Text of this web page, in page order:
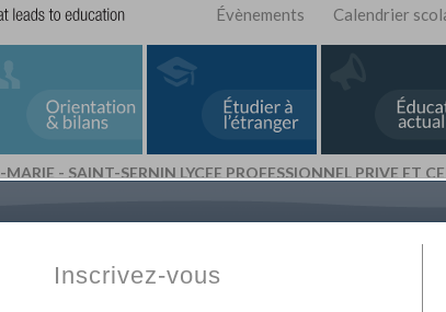
Évènements Calendrier
- SAINT-SERNIN LYCEE PROFESSIONNEL PRIVE ET
privé
votre établissement privé, du
scolaire et des cours à
Inscrivez-vous